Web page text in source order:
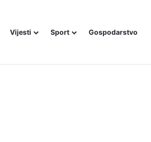
Vijesti Sport Gospodarstvo